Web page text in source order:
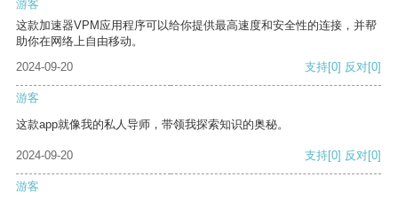
游客
这款加速器VPM应用程序可以给你提供最高速度和安全性的连接，并帮
助你在网络上自由移动。
2024-09-20
支持[0] 反对[0]
游客
这款app就像我的私人导师，带领我探索知识的奥秘。
2024-09-20 支持[0] 反对[0]
游客